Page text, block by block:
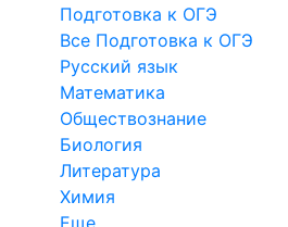
Подготовка к ОГЭ
Все Подготовка к ОГЭ
Русский язык
Математика
Обществознание
Биология
Литература
Химия
Еще